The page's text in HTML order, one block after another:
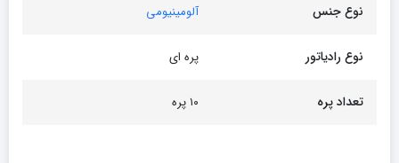
نوع جنس آلومینیومی
نوع رادیاتور پره ای
تعداد پره ۱۰ پره